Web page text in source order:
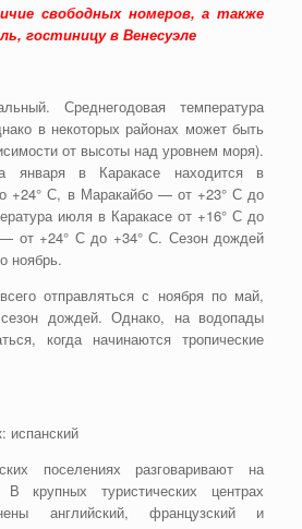
свободных номеров, а также
гостиницу в Венесуэле
Среднегодовая температура
в некоторых районах может быть
от высоты над уровнем моря).
января в Каракасе находится в
+24° С, в Маракайбо — от +23° С до
июля в Каракасе от +16° С до
от +24° С до +34° С. Сезон дождей
ноябрь.
отправляться с ноября по май,
сезон дождей. Однако, на водопады
когда начинаются тропические
испанский
поселениях разговаривают на
крупных туристических центрах
английский, французский и